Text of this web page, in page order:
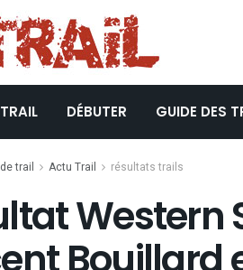
DÉBUTER GUIDE DES
trail Actu Trail résultats trails
Western